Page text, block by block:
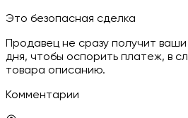
Это безопасная сделка
Продавец не сразу получит
дня, чтобы оспорить платеж, в
товара описанию.
Комментарии